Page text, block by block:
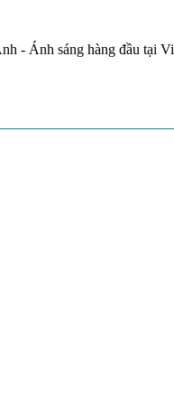
- Ánh sáng hàng đầu tại